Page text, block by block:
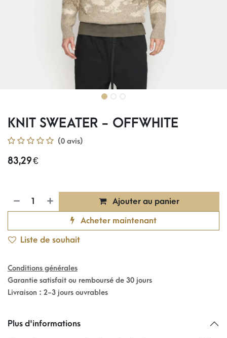
KNIT SWEATER - OFFWHITE
(0 avis)
83,29€
Ajouter au panier
Acheter maintenant
Liste de souhait
Conditions générales
Garantie satisfait ou remboursé de 30 jours
Livraison : 2-3 jours ouvrables
Plus d'informations